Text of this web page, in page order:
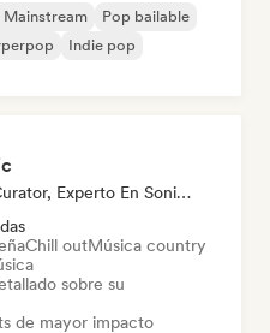
Pop bailable
Indie pop
Etiqueta, Playlist Curator, Experto En Sonido
Chill outMúsica country
sobre su
de mayor impacto